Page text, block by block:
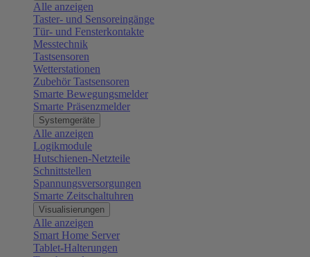
Alle anzeigen
Taster- und Sensoreingänge
Tür- und Fensterkontakte
Messtechnik
Tastsensoren
Wetterstationen
Zubehör Tastsensoren
Smarte Bewegungsmelder
Smarte Präsenzmelder
Systemgeräte
Alle anzeigen
Logikmodule
Hutschienen-Netzteile
Schnittstellen
Spannungsversorgungen
Smarte Zeitschaltuhren
Visualisierungen
Alle anzeigen
Smart Home Server
Tablet-Halterungen